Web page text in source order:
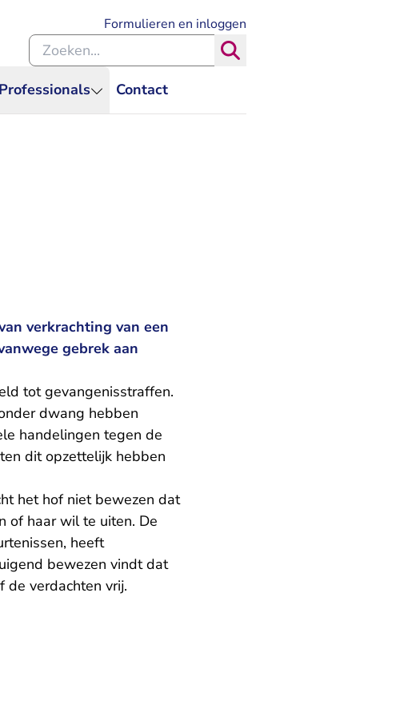
Professionals Contact
Formulieren en inloggen
Zoeken binnen de Rechtspraak
verkrachting van een
gebrek aan
tot gevangenisstraffen.
dwang hebben
handelingen tegen de
dit opzettelijk hebben
het hof niet bewezen dat
of haar wil te uiten. De
heeft
bewezen vindt dat
de verdachten vrij.